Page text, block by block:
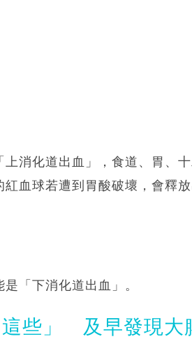
消化道出血」，食道、胃、
血球若遭到胃酸破壞，會釋
是「下消化道出血」。
這些」 及早發現大